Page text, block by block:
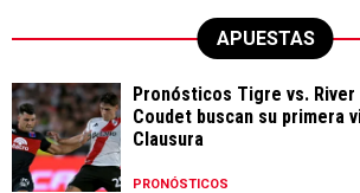
APUESTAS
Pronósticos Tigre vs.
Coudet buscan su primera
Clausura
PRONÓSTICOS